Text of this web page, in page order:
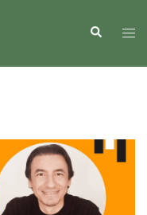
Search